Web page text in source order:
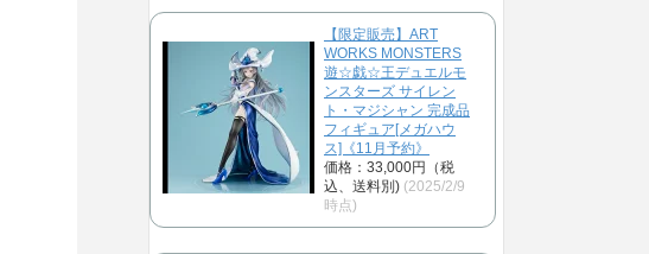
【限定販売】ART
WORKS MONSTERS
遊☆戯☆王デュエルモ
ンスターズ サイレン
ト・マジシャン 完成品
フィギュア[メガハウ
ス]《11月予約》
価格：33,000円（税
込、送料別) (2025/2/9
時点)